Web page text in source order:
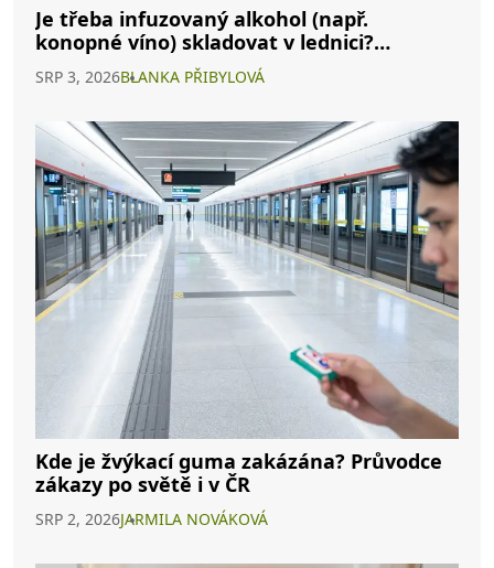
Je třeba infuzovaný alkohol (např.
konopné víno) skladovat v lednici?
Kompletní průvodce
SRP 3, 2026BLANKA PŘIBYLOVÁ
Kde je žvýkací guma zakázána? Průvodce
zákazy po světě i v ČR
SRP 2, 2026JARMILA NOVÁKOVÁ